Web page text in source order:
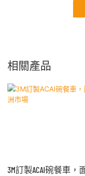
相關產品
3M訂製ACAI碗餐車，